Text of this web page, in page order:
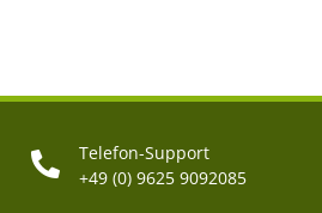
Telefon-Support
+49 (0) 9625 9092085